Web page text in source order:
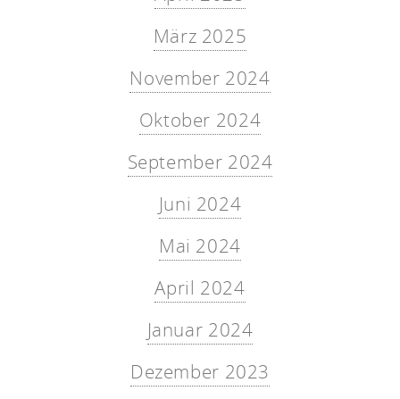
März 2025
November 2024
Oktober 2024
September 2024
Juni 2024
Mai 2024
April 2024
Januar 2024
Dezember 2023